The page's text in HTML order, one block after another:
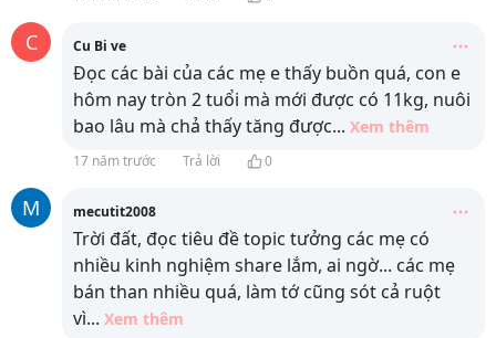
C Cu Bi ve
Đọc các bài của các mẹ e thấy buồn quá, con e
hôm nay tròn 2 tuổi mà mới được có 11kg, nuôi
bao lâu mà chả thấy tăng được... Xem thêm
17 năm trước Trả lời 0
M mecutit2008
Trời đất, đọc tiêu đề topic tưởng các mẹ có
nhiều kinh nghiệm share lắm, ai ngờ... các mẹ
bán than nhiều quá, làm tớ cũng sót cả ruột
vì... Xem thêm